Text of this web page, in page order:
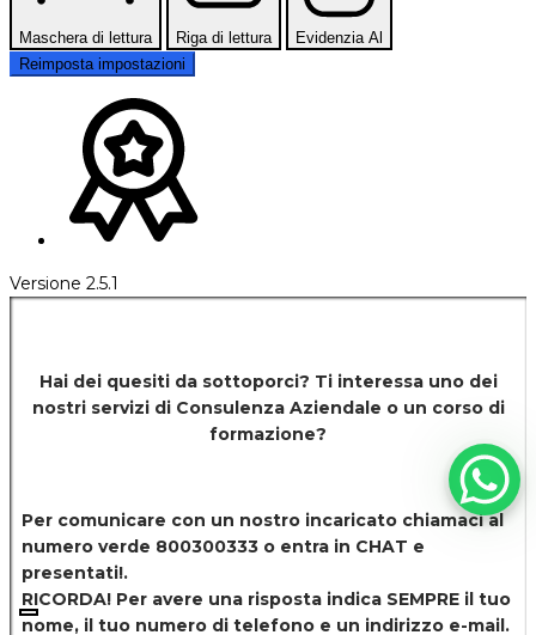
Maschera di lettura Riga di lettura
Evidenzia Al
Reimposta impostazioni
Versione 2.5.1
Hai dei quesiti da sottoporci? Ti interessa uno dei
nostri servizi di Consulenza Aziendale o un corso di
formazione?
Per comunicare con un nostro incaricato chiamaci al
numero verde 800300333 o entra in CHAT e
presentati!.
RICORDA! Per avere una risposta indica SEMPRE il tuo
nome, il tuo numero di telefono e un indirizzo e-mail.